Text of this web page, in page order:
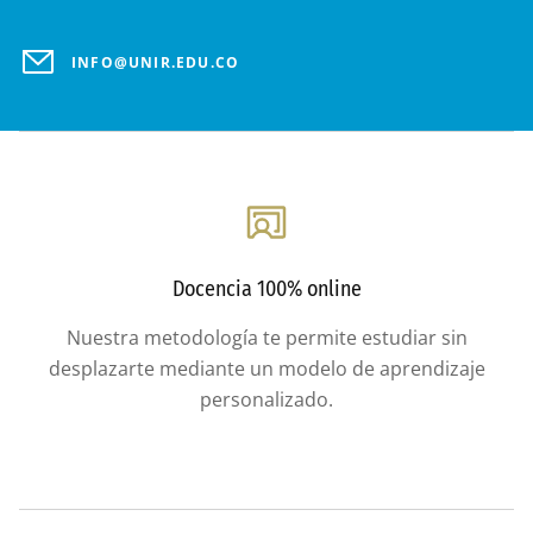
INFO@UNIR.EDU.CO
Docencia 100% online
Nuestra metodología te permite estudiar sin
desplazarte mediante un modelo de aprendizaje
personalizado.